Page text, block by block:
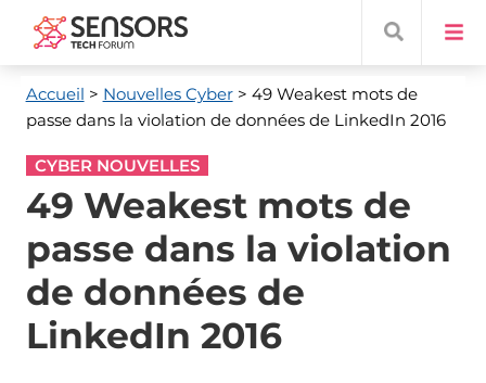
Accueil > Nouvelles Cyber> 49 Weakest mots de
passe dans la violation de données de LinkedIn 2016
CYBER NOUVELLES
49 Weakest mots de
passe dans la violation
de données de
LinkedIn 2016